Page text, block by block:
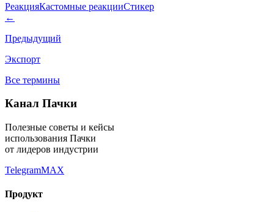
РеакцияКастомные реакцииСтикер
←
Предыдущий
Экспорт
Все термины
Канал Пачки
Полезные советы и кейсы
использования Пачки
от лидеров индустрии
TelegramMAX
Продукт